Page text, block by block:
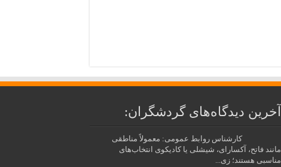
آخرین دیدگاه‌های گردشگران:
کارشناس روابط عمومی: معمولاً مناطقی
مانند فاتح، آکسارای، شیشلی یا کادیکوی انتخاب‌های
مناسبی هستند؛ زی...